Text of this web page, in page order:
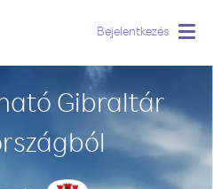
Bejelentkezés
Gibraltár